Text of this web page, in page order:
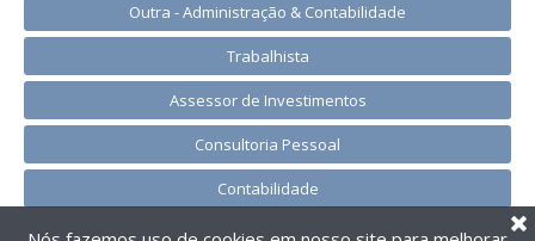
Outra - Administração & Contabilidade
Trabalhista
Assessor de Investimentos
Consultoria Pessoal
Contabilidade